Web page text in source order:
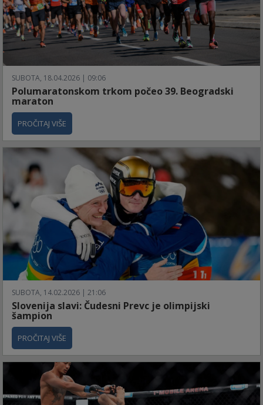
SUBOTA, 18.04.2026 | 09:06
Polumaratonskom trkom počeo 39. Beogradski
maraton
PROČITAJ VIŠE
SUBOTA, 14.02.2026 | 21:06
Slovenija slavi: Čudesni Prevc je olimpijski
šampion
PROČITAJ VIŠE